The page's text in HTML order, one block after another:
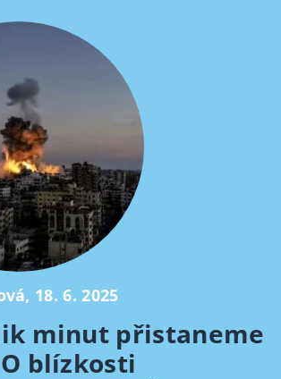
18. 6. 2025
minut přistaneme
blízkosti